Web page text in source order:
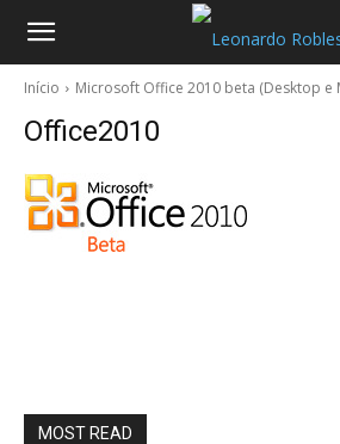
Início Microsoft Office 2010 beta (Desktop e
Office2010
MOST READ